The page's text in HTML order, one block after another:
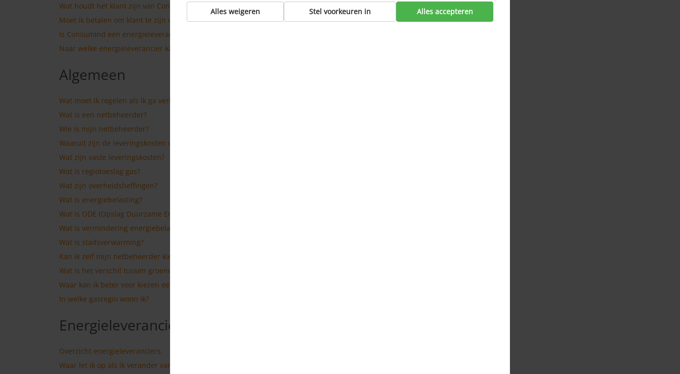
Wat houdt het klant zijn van Consumind in?
Moet ik betalen om klant te zijn van Consumind?
Is Consumind een energieleverancier?
Naar welke energieleverancier kan ik via Consumind overstappen?
Algemeen
Wat moet ik regelen als ik ga verhuizen?
Wat is een netbeheerder?
Wie is mijn netbeheerder?
Waaruit zijn de leveringskosten opgebouwd?
Wat zijn vaste leveringskosten?
Wat is regiotoeslag gas?
Wat zijn overheidsheffingen?
Wat is energiebelasting?
Wat is ODE (Opslag Duurzame Energie)?
Wat is vermindering energiebelasting?
Wat is stadsverwarming?
Kan ik zelf mijn netbeheerder kiezen?
Wat is het verschil tussen groene en grijze stroom?
Waar kan ik beter voor kiezen een kortlopend of een langlopend energiecontract?
In welke gasregio woon ik?
Energieleveranciers
Overzicht energieleveranciers
Waar let ik op als ik verander van energieleverancier?
Alles weigeren Stel voorkeuren in Alles accepteren